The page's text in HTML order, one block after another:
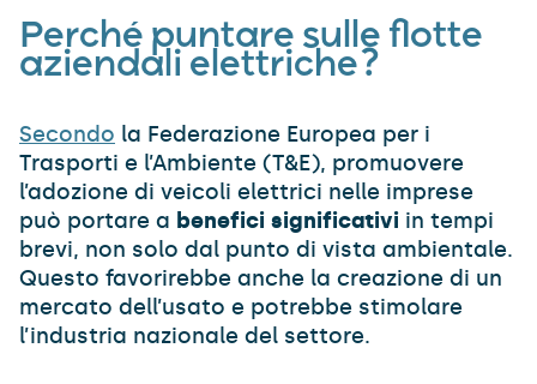
Perché puntare sulle flotte
aziendali elettriche?
Secondo la Federazione Europea per i
Trasporti e l’Ambiente (T&E), promuovere
l’adozione di veicoli elettrici nelle imprese
può portare a benefici significativi in tempi
brevi, non solo dal punto di vista ambientale.
Questo favorirebbe anche la creazione di un
mercato dell’usato e potrebbe stimolare
l’industria nazionale del settore.